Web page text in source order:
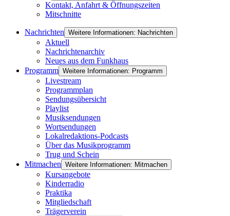
Kontakt, Anfahrt & Öffnungszeiten
Mitschnitte
Nachrichten Weitere Informationen: Nachrichten
Aktuell
Nachrichtenarchiv
Neues aus dem Funkhaus
Programm Weitere Informationen: Programm
Livestream
Programmplan
Sendungsübersicht
Playlist
Musiksendungen
Wortsendungen
Lokalredaktions-Podcasts
Über das Musikprogramm
Trug und Schein
Mitmachen Weitere Informationen: Mitmachen
Kursangebote
Kinderradio
Praktika
Mitgliedschaft
Trägerverein